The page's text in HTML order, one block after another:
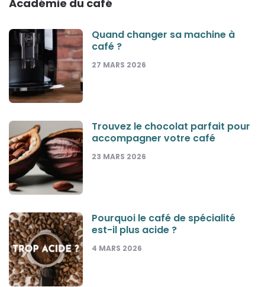
Académie du café
Quand changer sa machine à
café ?
27 MARS 2026
Trouvez le chocolat parfait pour
accompagner votre café
23 MARS 2026
Pourquoi le café de spécialité
est-il plus acide ?
4 MARS 2026